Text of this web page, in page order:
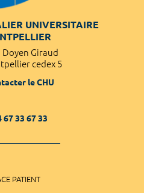
UNIVERSITAIRE
Doyen Giraud
cedex 5
le CHU
67 33 67 33
PATIENT